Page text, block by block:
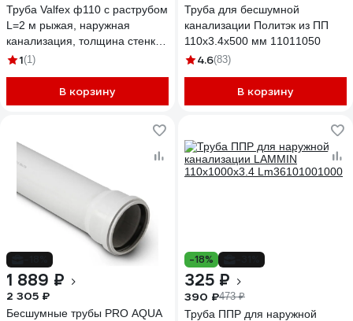
Труба Valfex ф110 с раструбом
L=2 м рыжая, наружная
канализация, толщина стенки
3.4 (10) 301100200
1(1)
В корзину
Труба для бесшумной
канализации Политэк из ПП
110х3.4х500 мм 11011050
4.6(83)
В корзину
1 889 ₽
2 305 ₽
Бесшумные трубы PRO AQUA
-18%
325 ₽
390 ₽473 ₽
Труба ППР для наружной